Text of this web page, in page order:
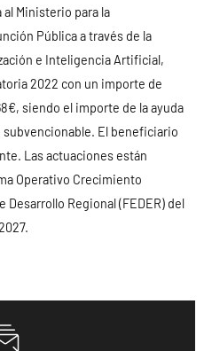
Ministerio para la
Pública a través de la
e Inteligencia Artificial,
2022 con un importe de
siendo el importe de la ayuda
El beneficiario
Las actuaciones están
Operativo Crecimiento
Regional (FEDER) del